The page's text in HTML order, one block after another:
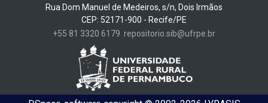
Rua Dom Manuel de Medeiros, s/n, Dois Irmãos
CEP: 52171-900 - Recife/PE
+55 81 3320 6179 repositorio.sib@ufrpe.br